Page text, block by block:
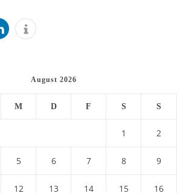
August 2026
M D F S S
1 2
5 6 7 8 9
12 13 14 15 16